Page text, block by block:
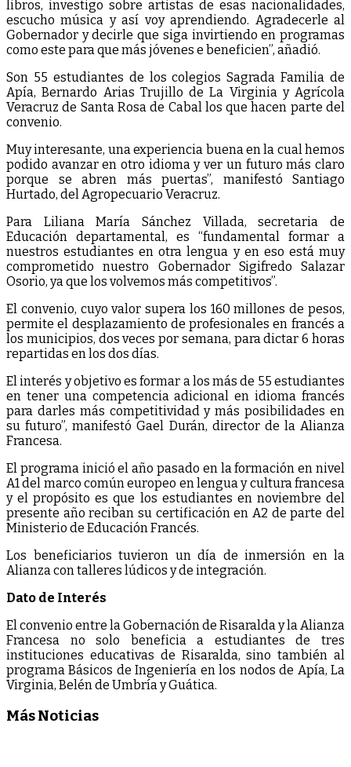
libros, investigo sobre artistas de esas nacionalidades,
escucho música y así voy aprendiendo. Agradecerle al
Gobernador y decirle que siga invirtiendo en programas
como este para que más jóvenes e beneficien”, añadió.
Son 55 estudiantes de los colegios Sagrada Familia de
Apía, Bernardo Arias Trujillo de La Virginia y Agrícola
Veracruz de Santa Rosa de Cabal los que hacen parte del
convenio.
Muy interesante, una experiencia buena en la cual hemos
podido avanzar en otro idioma y ver un futuro más claro
porque se abren más puertas”, manifestó Santiago
Hurtado, del Agropecuario Veracruz.
Para Liliana María Sánchez Villada, secretaria de
Educación departamental, es “fundamental formar a
nuestros estudiantes en otra lengua y en eso está muy
comprometido nuestro Gobernador Sigifredo Salazar
Osorio, ya que los volvemos más competitivos”.
El convenio, cuyo valor supera los 160 millones de pesos,
permite el desplazamiento de profesionales en francés a
los municipios, dos veces por semana, para dictar 6 horas
repartidas en los dos días.
El interés y objetivo es formar a los más de 55 estudiantes
en tener una competencia adicional en idioma francés
para darles más competitividad y más posibilidades en
su futuro”, manifestó Gael Durán, director de la Alianza
Francesa.
El programa inició el año pasado en la formación en nivel
A1 del marco común europeo en lengua y cultura francesa
y el propósito es que los estudiantes en noviembre del
presente año reciban su certificación en A2 de parte del
Ministerio de Educación Francés.
Los beneficiarios tuvieron un día de inmersión en la
Alianza con talleres lúdicos y de integración.
Dato de Interés
El convenio entre la Gobernación de Risaralda y la Alianza
Francesa no solo beneficia a estudiantes de tres
instituciones educativas de Risaralda, sino también al
programa Básicos de Ingeniería en los nodos de Apía, La
Virginia, Belén de Umbría y Guática.
Más Noticias